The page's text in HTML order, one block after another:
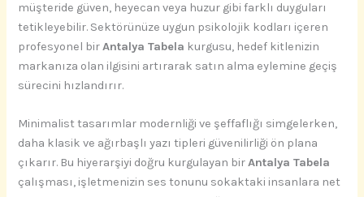
müşteride güven, heyecan veya huzur gibi farklı duyguları
tetikleyebilir. Sektörünüze uygun psikolojik kodları içeren
profesyonel birAntalya Tabela kurgusu, hedef kitlenizin
markanıza olan ilgisini artırarak satın alma eylemine geçiş
sürecini hızlandırır.
Minimalist tasarımlar modernliği ve şeffaflığı simgelerken,
daha klasik ve ağırbaşlı yazı tipleri güvenilirliği ön plana
çıkarır. Bu hiyerarşiyi doğru kurgulayan birAntalya Tabela
çalışması, işletmenizin ses tonunu sokaktaki insanlara net